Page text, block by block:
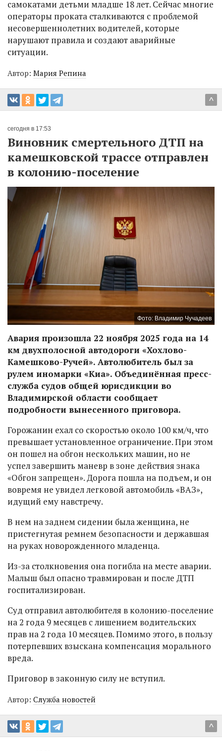
самокатами детьми младше 18 лет. Сейчас многие
операторы проката сталкиваются с проблемой
несовершеннолетних водителей, которые
нарушают правила и создают аварийные
ситуации.
Автор: Мария Репина
^
сегодня в 17:53
Виновник смертельного ДТП на
камешковской трассе отправлен
в колонию-поселение
Фото: Владимир Чучадеев
Авария произошла 22 ноября 2025 года на 14
км двухполосной автодороги «Хохлово-
Камешково-Ручей». Автолюбитель был за
рулем иномарки «Киа». Объединённая пресс-
служба судов общей юрисдикции во
Владимирской области сообщает
подробности вынесенного приговора.
Горожанин ехал со скоростью около 100 км/ч, что
превышает установленное ограничение. При этом
он пошел на обгон нескольких машин, но не
успел завершить маневр в зоне действия знака
«Обгон запрещен». Дорога пошла на подъем, и он
вовремя не увидел легковой автомобиль «ВАЗ»,
идущий ему навстречу.
В нем на заднем сидении была женщина, не
пристегнутая ремнем безопасности и державшая
на руках новорожденного младенца.
Из-за столкновения она погибла на месте аварии.
Малыш был опасно травмирован и после ДТП
госпитализирован.
Суд отправил автолюбителя в колонию-поселение
на 2 года 9 месяцев с лишением водительских
прав на 2 года 10 месяцев. Помимо этого, в пользу
потерпевших взыскана компенсация морального
вреда.
Приговор в законную силу не вступил.
Автор: Служба новостей
^